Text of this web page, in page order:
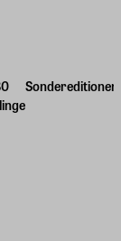
Sondereditionen